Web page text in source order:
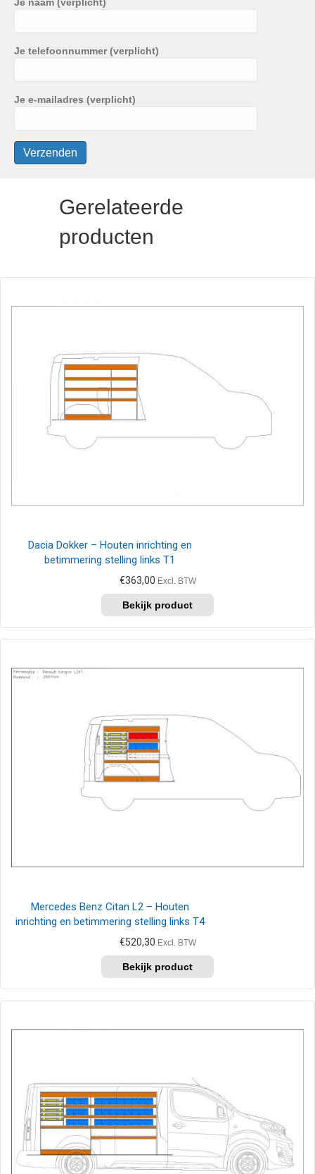
Je telefoonnummer (verplicht)
Je e-mailadres (verplicht)
Gerelateerde
producten
Dacia Dokker – Houten inrichting en
betimmering stelling links T1
€363,00 Excl. BTW
Mercedes Benz Citan L2 – Houten
inrichting en betimmering stelling links T4
€520,30 Excl. BTW